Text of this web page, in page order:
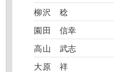
柳沢 稔
園田 信幸
高山 武志
大原 祥